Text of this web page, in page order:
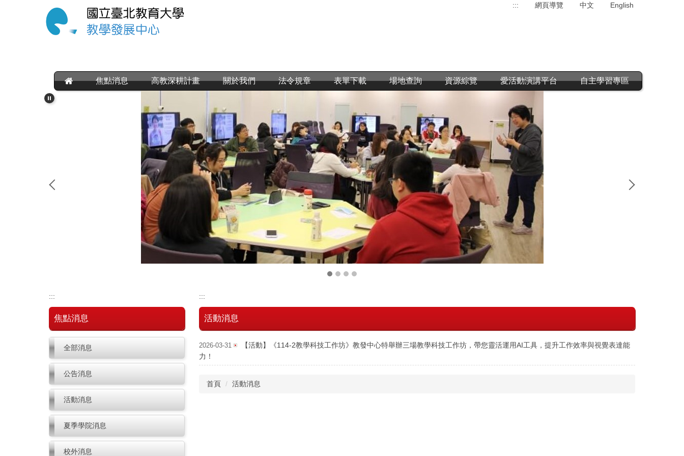
::: 網頁導覽 中文 English
焦點消息 高教深耕計畫 關於我們 法令規章 表單下載 場地查詢 資源綜覽 愛活動演講平台 自主學習專區
:::
焦點消息
全部消息
公告消息
活動消息
夏季學院消息
校外消息
:::
活動消息
2026-03-31
【活動】《114-2教學科技工作坊》教發中心特舉辦三場教學科技工作坊，帶您靈活運用AI工具，提升工作效率與視覺表達能
力！
首頁 活動消息